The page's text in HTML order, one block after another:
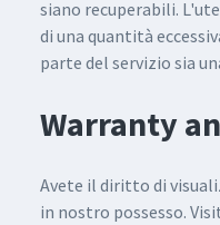
siano recuperabili.
di una quantità
parte del servizio sia
Warranty
Avete il diritto di
in nostro possesso.